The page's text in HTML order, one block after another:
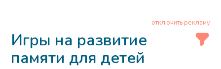
отключить рекламу
Игры на развитие
памяти для детей